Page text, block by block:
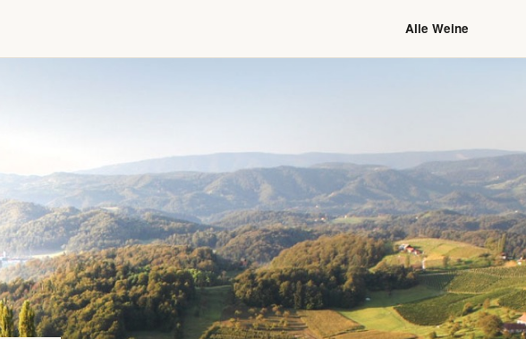
Alle Weine